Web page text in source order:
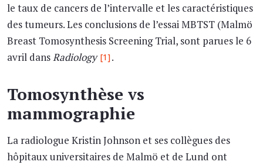
le taux de cancers de l’intervalle et les caractéristiques
des tumeurs. Les conclusions de l’essai MBTST (Malmö
Breast Tomosynthesis Screening Trial, sont parues le 6
avril dansRadiology [1].
Tomosynthèse vs
mammographie
La radiologue Kristin Johnson et ses collègues des
hôpitaux universitaires de Malmö et de Lund ont